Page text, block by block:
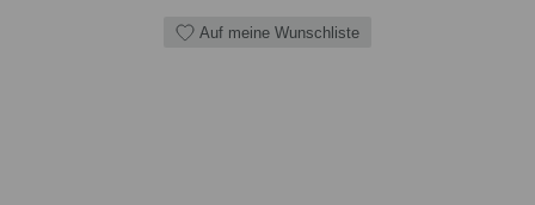
Auf meine Wunschliste